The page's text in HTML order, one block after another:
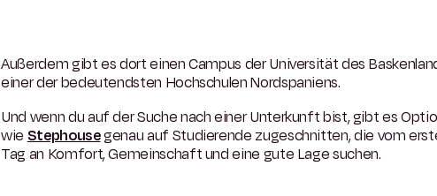
Außerdem gibt es dort einen Campus der Universität des
einer der bedeutendsten Hochschulen Nordspaniens.
Und wenn du auf der Suche nach einer Unterkunft bist, gibt es
wie Stephousegenau auf Studierende zugeschnitten, die vom
Tag an Komfort, Gemeinschaft und eine gute Lage suchen.